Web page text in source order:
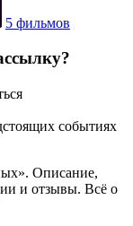
5 фильмов
событиях
Описание,
и отзывы. Всё о